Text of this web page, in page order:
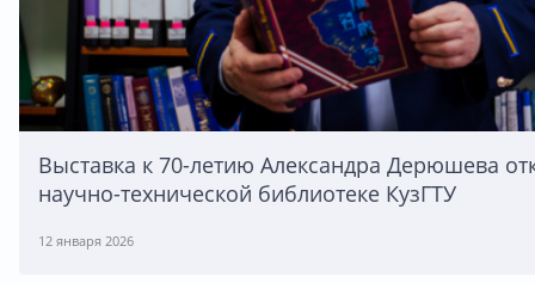
Выставка к 70-летию Александра Дерюшева
научно-технической библиотеке КузГТУ
12 января 2026